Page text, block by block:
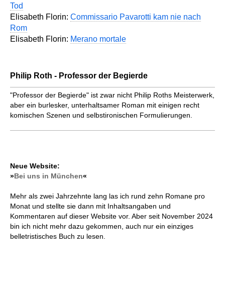
Tod
Elisabeth Florin: Commissario Pavarotti kam nie nach
Rom
Elisabeth Florin: Merano mortale
Philip Roth - Professor der Begierde
"Professor der Begierde" ist zwar nicht Philip Roths Meisterwerk,
aber ein burlesker, unterhaltsamer Roman mit einigen recht
komischen Szenen und selbstironischen Formulierungen.
Neue Website:
»Bei uns in München«
Mehr als zwei Jahrzehnte lang las ich rund zehn Romane pro
Monat und stellte sie dann mit Inhaltsangaben und
Kommentaren auf dieser Website vor. Aber seit November 2024
bin ich nicht mehr dazu gekommen, auch nur ein einziges
belletristisches Buch zu lesen.